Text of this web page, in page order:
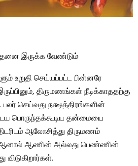
இருக்க வேண்டும்
உறுதி செய்யப்பட்ட பின்னரே
திருமணங்கள் நீடிக்காததற்கு
செய்வது நக்ஷத்திரங்களின்
பொருந்தக்கூடிய தன்மையை
ஆலோசித்து திருமணம்
ஆனால் ஆணின் அல்லது பெண்ணின்